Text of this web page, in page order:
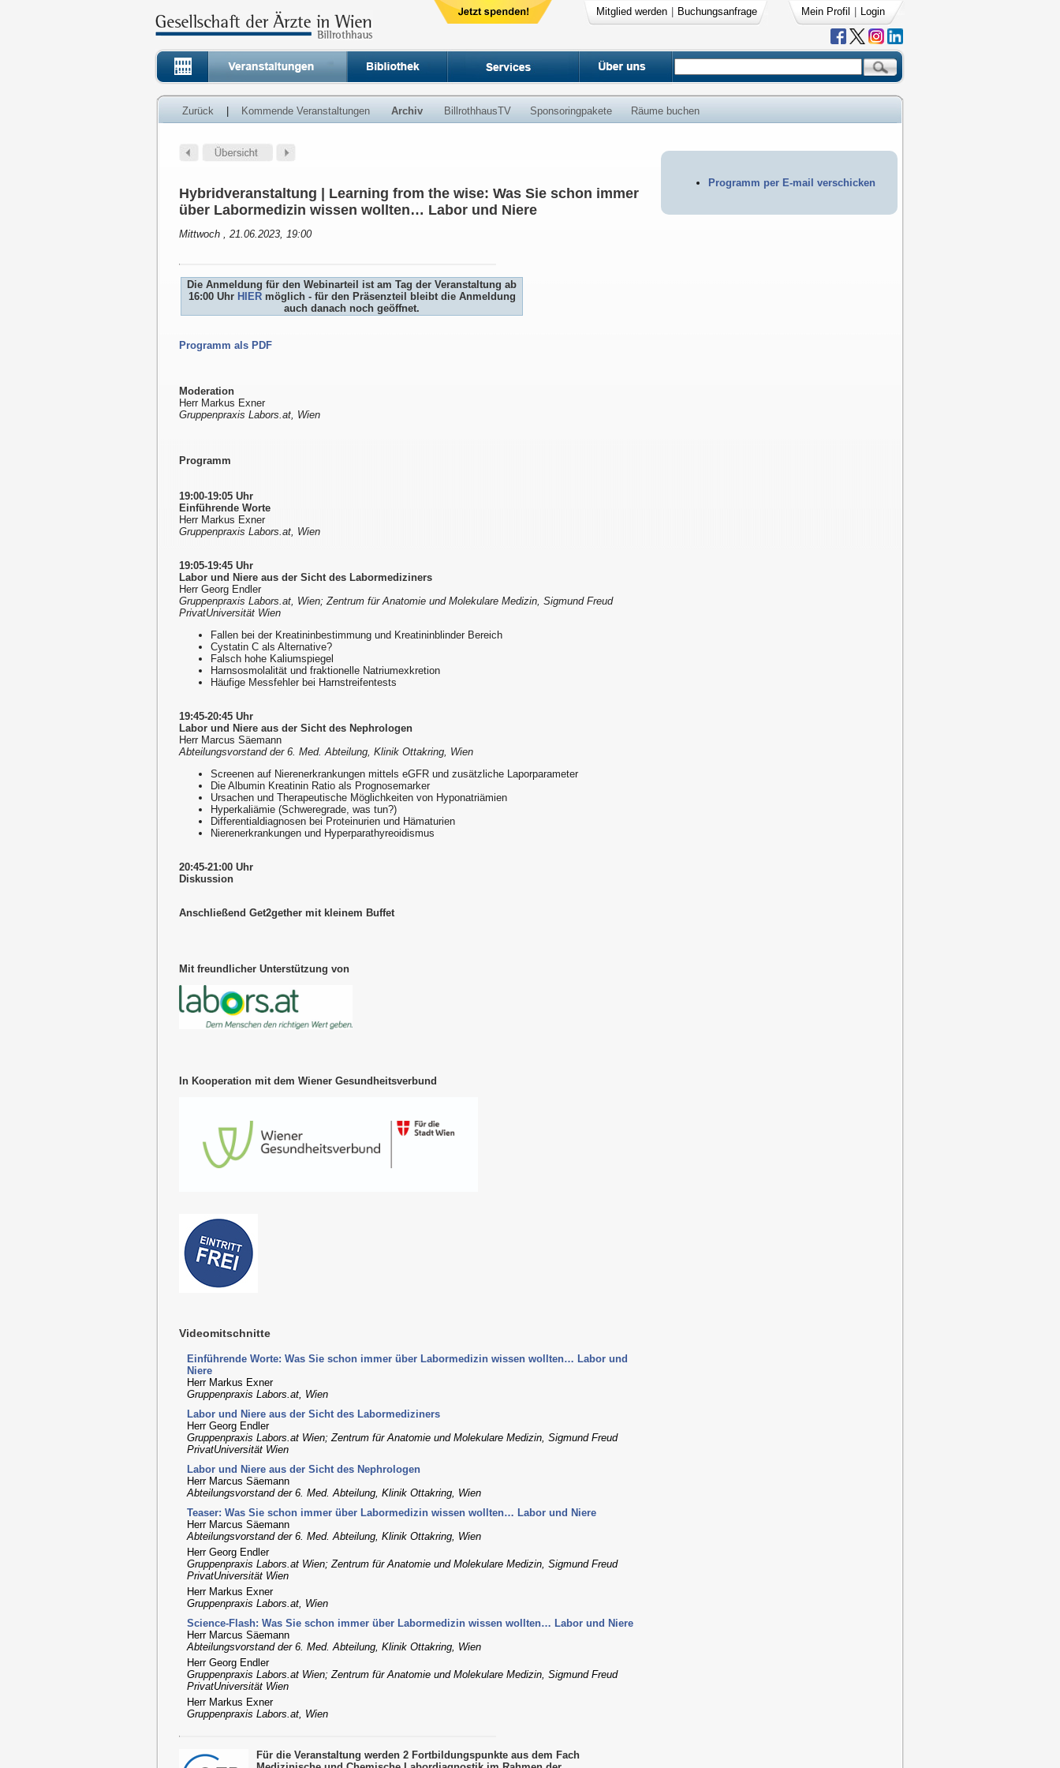
Mitglied werden Buchungsanfrage Mein Profil Login
Zurück Kommende Veranstaltungen Archiv BillrothhausTV Sponsoringpakete Räume buchen
Programm per E-mail verschicken
Hybridveranstaltung | Learning from the wise: Was Sie schon immer
über Labormedizin wissen wollten… Labor und Niere
Mittwoch , 21.06.2023, 19:00
Die Anmeldung für den Webinarteil ist am Tag der Veranstaltung ab
16:00 Uhr HIERmöglich - für den Präsenzteil bleibt die Anmeldung
auch danach noch geöffnet.
Programm als PDF
Moderation
Herr Markus Exner
Gruppenpraxis Labors.at, Wien
Programm
19:00-19:05 Uhr
Einführende Worte
Herr Markus Exner
Gruppenpraxis Labors.at, Wien
19:05-19:45 Uhr
Labor und Niere aus der Sicht des Labormediziners
Herr Georg Endler
Gruppenpraxis Labors.at, Wien; Zentrum für Anatomie und Molekulare Medizin, Sigmund Freud
PrivatUniversität Wien
Fallen bei der Kreatininbestimmung und Kreatininblinder Bereich
Cystatin C als Alternative?
Falsch hohe Kaliumspiegel
Harnsosmolalität und fraktionelle Natriumexkretion
Häufige Messfehler bei Harnstreifentests
19:45-20:45 Uhr
Labor und Niere aus der Sicht des Nephrologen
Herr Marcus Säemann
Abteilungsvorstand der 6. Med. Abteilung, Klinik Ottakring, Wien
Screenen auf Nierenerkrankungen mittels eGFR und zusätzliche Laporparameter
Die Albumin Kreatinin Ratio als Prognosemarker
Ursachen und Therapeutische Möglichkeiten von Hyponatriämien
Hyperkaliämie (Schweregrade, was tun?)
Differentialdiagnosen bei Proteinurien und Hämaturien
Nierenerkrankungen und Hyperparathyreoidismus
20:45-21:00 Uhr
Diskussion
Anschließend Get2gether mit kleinem Buffet
Mit freundlicher Unterstützung von
In Kooperation mit dem Wiener Gesundheitsverbund
Videomitschnitte
Einführende Worte: Was Sie schon immer über Labormedizin wissen wollten… Labor und
Niere
Herr Markus Exner
Gruppenpraxis Labors.at, Wien
Labor und Niere aus der Sicht des Labormediziners
Herr Georg Endler
Gruppenpraxis Labors.at Wien; Zentrum für Anatomie und Molekulare Medizin, Sigmund Freud
PrivatUniversität Wien
Labor und Niere aus der Sicht des Nephrologen
Herr Marcus Säemann
Abteilungsvorstand der 6. Med. Abteilung, Klinik Ottakring, Wien
Teaser: Was Sie schon immer über Labormedizin wissen wollten… Labor und Niere
Herr Marcus Säemann
Abteilungsvorstand der 6. Med. Abteilung, Klinik Ottakring, Wien
Herr Georg Endler
Gruppenpraxis Labors.at Wien; Zentrum für Anatomie und Molekulare Medizin, Sigmund Freud
PrivatUniversität Wien
Herr Markus Exner
Gruppenpraxis Labors.at, Wien
Science-Flash: Was Sie schon immer über Labormedizin wissen wollten… Labor und Niere
Herr Marcus Säemann
Abteilungsvorstand der 6. Med. Abteilung, Klinik Ottakring, Wien
Herr Georg Endler
Gruppenpraxis Labors.at Wien; Zentrum für Anatomie und Molekulare Medizin, Sigmund Freud
PrivatUniversität Wien
Herr Markus Exner
Gruppenpraxis Labors.at, Wien
Für die Veranstaltung werden 2 Fortbildungspunkte aus dem Fach